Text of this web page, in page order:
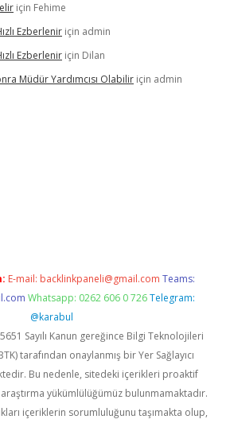
için Fehime
Ezberlenir için admin
Ezberlenir için Dilan
Müdür Yardımcısı Olabilir için admin
E-mail: backlinkpaneli@gmail.com Teams:
Whatsapp: 0262 606 0 726 Telegram:
@karabul
Sayılı Kanun gereğince Bilgi Teknolojileri
tarafından onaylanmış bir Yer Sağlayıcı
Bu nedenle, sitedeki içerikleri proaktif
yükümlülüğümüz bulunmamaktadır.
içeriklerin sorumluluğunu taşımakta olup,